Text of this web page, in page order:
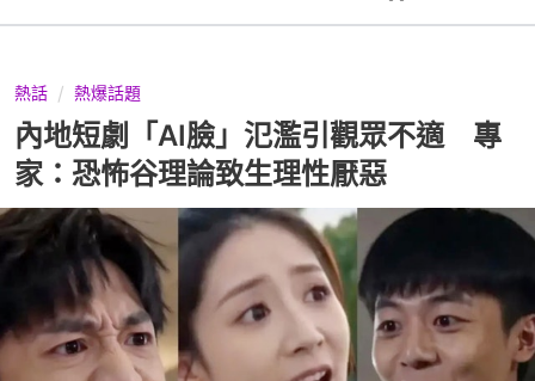
熱話 熱爆話題
內地短劇「AI臉」氾濫引觀眾不適 專
家：恐怖谷理論致生理性厭惡